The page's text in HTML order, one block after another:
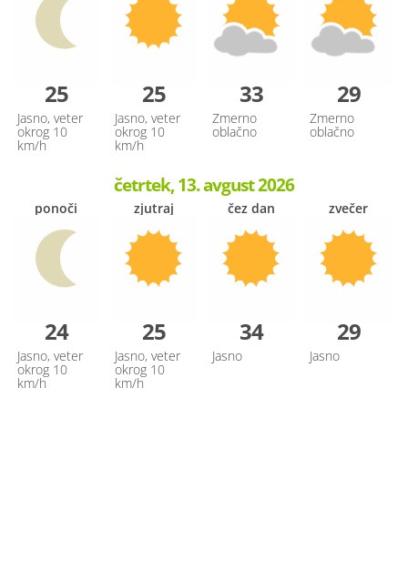
25
Jasno, veter
okrog 10
km/h
25
Jasno, veter
okrog 10
km/h
33
Zmerno
oblačno
29
Zmerno
oblačno
četrtek, 13. avgust 2026
ponoči
24
Jasno, veter
okrog 10
km/h
zjutraj
25
Jasno, veter
okrog 10
km/h
čez dan
34
Jasno
zvečer
29
Jasno